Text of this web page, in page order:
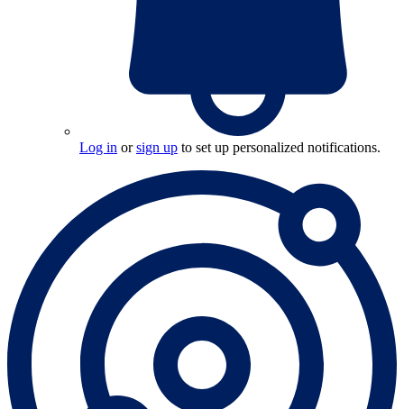
Log in orsign up to set up personalized notifications.